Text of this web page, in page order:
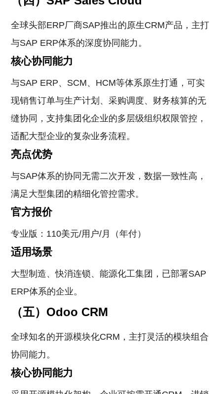
全球头部ERP厂商SAP推出的原生CRM产品，主打
与SAP ERP体系的深度协同能力。
核心协同能力
与SAP ERP、SCM、HCM等体系原生打通，可实
现销售订单与生产计划、采购调度、财务核算的无
缝协同，支持集团化企业的多层级组织权限管控，
适配大型企业的复杂业务流程。
亮点优势
与SAP体系的协同无需二次开发，数据一致性高，
满足大型集团的精细化管控需求。
官方报价
专业版：110美元/用户/月（年付）
适用场景
大型制造、快消连锁、能源化工集团，已部署SAP
ERP体系的企业。
（五）Odoo CRM
全球知名的开源模块化CRM，主打灵活的模块组合
协同能力。
核心协同能力